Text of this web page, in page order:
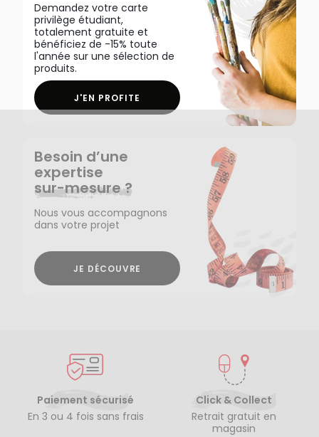
Demandez votre carte
privilège étudiant,
totalement gratuite et
bénéficiez de -15% toute
l'année sur une sélection de
produits.
J'EN PROFITE
Besoin d’une
expertise
sur-mesure ?
Nous vous accompagnons
dans votre projet
JE DÉCOUVRE
Paiement sécurisé
En 3 ou 4 fois sans frais
Click & Collect
Retrait gratuit en
magasin